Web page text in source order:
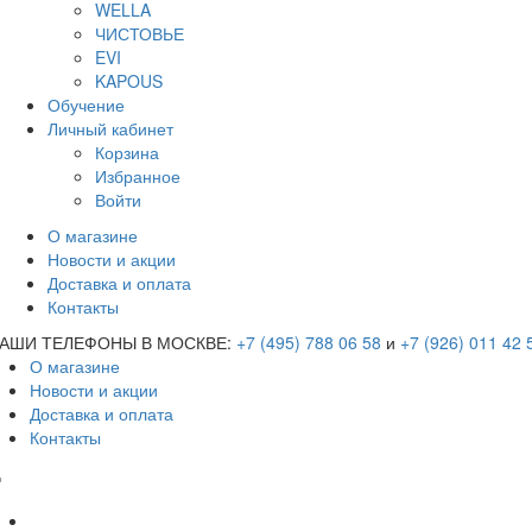
WELLA
ЧИСТОВЬЕ
EVI
KAPOUS
Обучение
Личный кабинет
Корзина
Избранное
Войти
О магазине
Новости и акции
Доставка и оплата
Контакты
ТЕЛЕФОНЫ В МОСКВЕ: +7 (495) 788 06 58 и +7 (926) 011 42
О магазине
Новости и акции
Доставка и оплата
Контакты